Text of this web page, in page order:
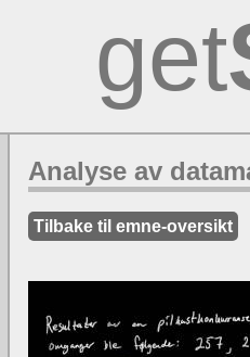
get
Analyse av
Tilbake til emne-oversikt